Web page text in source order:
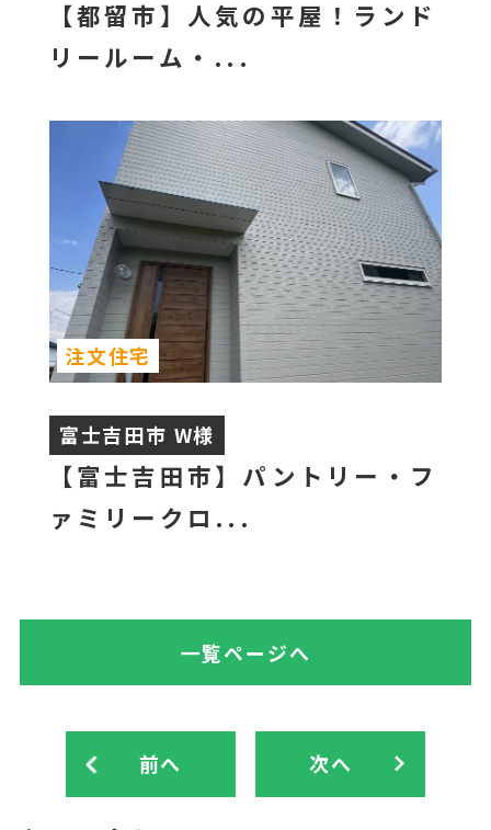
【都留市】人気の平屋！ランド
リールーム・...
富士吉田市 W様
【富士吉田市】パントリー・フ
ァミリークロ...
注文住宅
前へ
一覧ページへ
次へ